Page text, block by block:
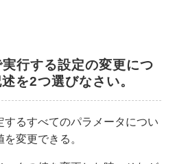
行する設定の変更につ
を2つ選びなさい。
するすべてのパラメータについ
変更できる。